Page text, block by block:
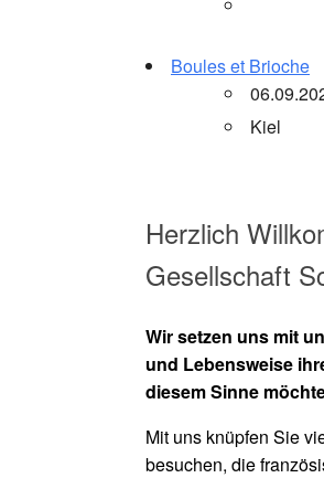
Boules et Brioche
Kiel
Herzlich
Gesellschaft
Wir setzen uns mit
und Lebensweise
diesem Sinne
Mit uns knüpfen Sie
besuchen, die